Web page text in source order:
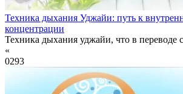
Техника дыхания Уджайи: путь к
концентрации
Техника дыхания уджайи, что в переводе с
«
0293